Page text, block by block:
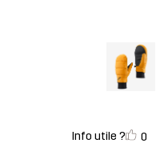
Info utile ? 0